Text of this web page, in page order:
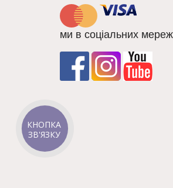
ми в соціальних
КНОПКА
ЗВ'ЯЗКУ